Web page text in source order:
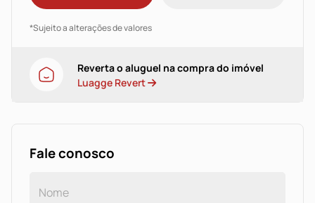
*Sujeito a alterações de valores
Reverta o aluguel na compra do imóvel
Luagge Revert
Fale conosco